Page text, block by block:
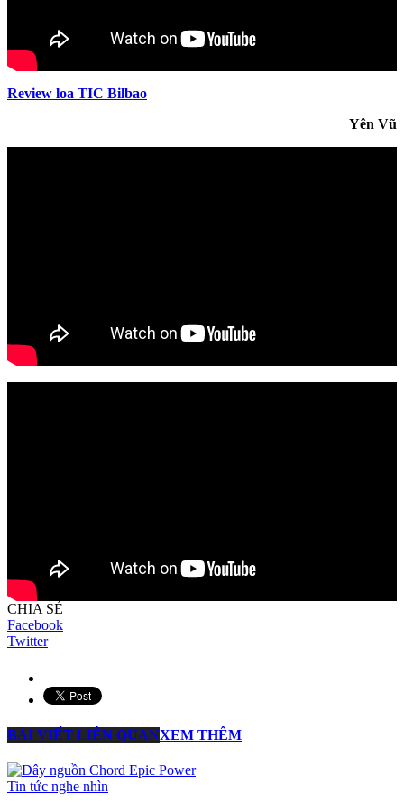
Review loa TIC Bilbao
Yên Vũ
CHIA SẺ
Facebook
Twitter
BÀI VIẾT LIÊN QUANXEM THÊM
Tin tức nghe nhìn